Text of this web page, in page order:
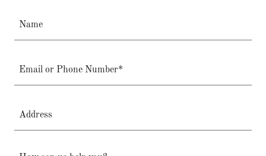
Name
Email or Phone Number*
Address